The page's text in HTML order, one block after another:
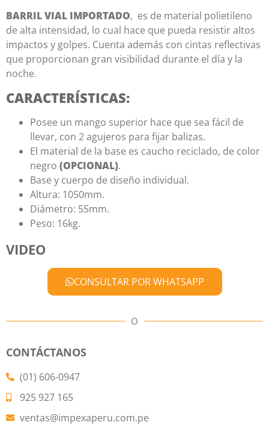
BARRIL VIAL IMPORTADO, es de material polietileno
de alta intensidad, lo cual hace que pueda resistir altos
impactos y golpes. Cuenta además con cintas reflectivas
que proporcionan gran visibilidad durante el día y la
noche.
CARACTERÍSTICAS:
Posee un mango superior hace que sea fácil de
llevar, con 2 agujeros para fijar balizas.
El material de la base es caucho reciclado, de color
negro (OPCIONAL).
Base y cuerpo de diseño individual.
Altura: 1050mm.
Diámetro: 55mm.
Peso: 16kg.
VIDEO
CONSULTAR POR WHATSAPP
O
CONTÁCTANOS
(01) 606-0947
925 927 165
ventas@impexaperu.com.pe